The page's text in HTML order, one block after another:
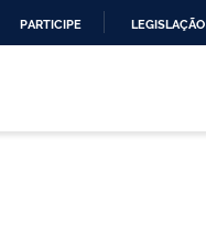
PARTICIPE LEGISLAÇÃO